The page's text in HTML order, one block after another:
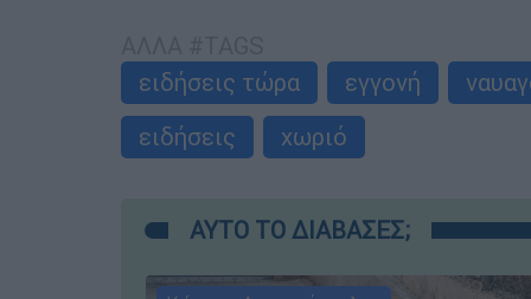
ειδήσεις τώρα
εγγονή
ειδήσεις
χωριό
ΑΥΤΟ ΤΟ ΔΙΑΒΑΣΕΣ;